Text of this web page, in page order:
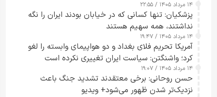
۱۴ مرداد ۱۴۰۵ / ۲۲:۵۵
پزشکیان: تنها کسانی که در خیابان بودند ایران را نگه
نداشتند، همه سهیم هستند
۱۴ مرداد ۱۴۰۵ / ۱۹:۴۷
آمریکا تحریم فلای بغداد و دو هواپیمای وابسته را لغو
کرد؛ واشنگتن: سیاست ایران تغییری نکرده است
۱۴ مرداد ۱۴۰۵ / ۱۹:۰۷
حسن روحانی: برخی معتقدند تشدید جنگ باعث
نزدیک‌تر شدن ظهور می‌شود+ ویدیو